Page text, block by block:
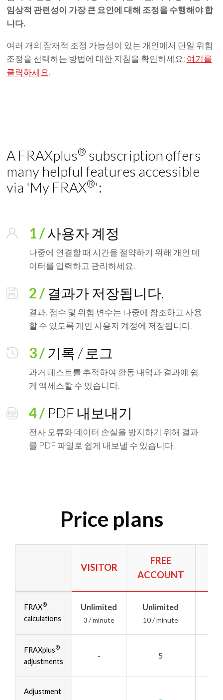
임상적 관련성이 가장 큰 요인에 대해 조정을 수행해야 합
니다.
여러 개의 잠재적 조정 가능성이 있는 개인에서 단일 위험
조정을 선택하는 방법에 대한 지침을 확인하세요: 여기를
클릭하세요.
A FRAXplus® subscription offers
many helpful features accessible
via 'My FRAX®':
1 /사용자 계정
나중에 연결할 때 시간을 절약하기 위해 개인 데
이터를 입력하고 관리하세요.
2 / 결과가 저장됩니다.
결과, 점수 및 위험 변수는 나중에 참조하고 사용
할 수 있도록 개인 사용자 계정에 저장됩니다.
3 / 기록 / 로그
과거 테스트를 추적하여 활동 내역과 결과에 쉽
게 액세스할 수 있습니다.
4 / PDF 내보내기
전사 오류와 데이터 손실을 방지하기 위해 결과
를 PDF 파일로 쉽게 내보낼 수 있습니다.
Price plans
VISITOR
FREE
ACCOUNT
FRAX®
calculations
Unlimited
3 / minute
Unlimited
10 / minute
FRAXplus®
adjustments
- 5
Adjustment